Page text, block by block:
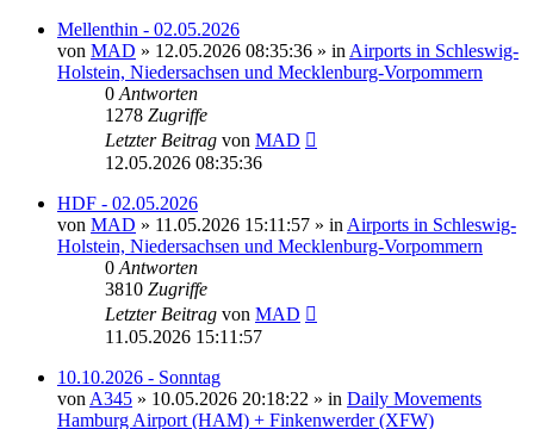
Mellenthin - 02.05.2026
von MAD » 12.05.2026 08:35:36 » in Airports in Schleswig-
Holstein, Niedersachsen und Mecklenburg-Vorpommern
0 Antworten
1278 Zugriffe
Letzter Beitrag von MAD
12.05.2026 08:35:36
HDF - 02.05.2026
von MAD » 11.05.2026 15:11:57 » in Airports in Schleswig-
Holstein, Niedersachsen und Mecklenburg-Vorpommern
0 Antworten
3810 Zugriffe
Letzter Beitrag von MAD
11.05.2026 15:11:57
10.10.2026 - Sonntag
von A345 » 10.05.2026 20:18:22 » in Daily Movements
Hamburg Airport (HAM) + Finkenwerder (XFW)